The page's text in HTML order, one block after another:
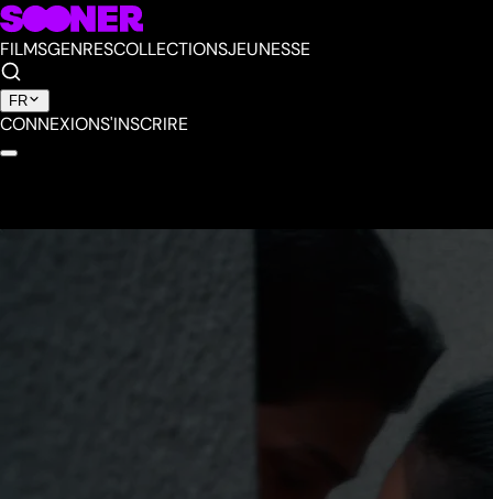
FILMSGENRESCOLLECTIONSJEUNESSE
FR
CONNEXIONS'INSCRIRE